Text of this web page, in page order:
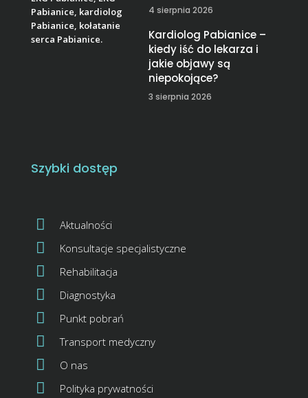
4 sierpnia 2026
Kardiolog Pabianice –
kiedy iść do lekarza i
jakie objawy są
niepokojące?
3 sierpnia 2026
Szybki dostęp
Aktualności
Konsultacje specjalistyczne
Rehabilitacja
Diagnostyka
Punkt pobrań
Transport medyczny
O nas
Polityka prywatności